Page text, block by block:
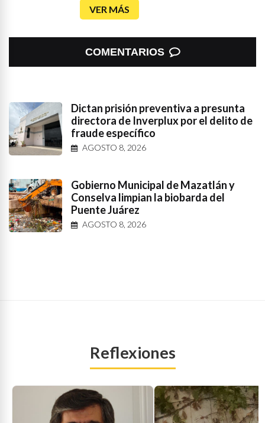
VER MÁS
COMENTARIOS
Dictan prisión preventiva a presunta
directora de Inverplux por el delito de
fraude específico
AGOSTO 8, 2026
Gobierno Municipal de Mazatlán y
Conselva limpian la biobarda del
Puente Juárez
AGOSTO 8, 2026
Reflexiones